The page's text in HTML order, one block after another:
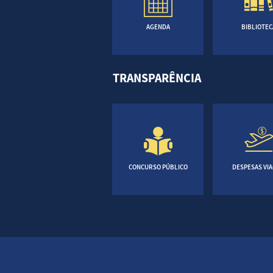
AGENDA
TRANSPARÊNCIA
CONCURSO PÚBLICO DESPESAS